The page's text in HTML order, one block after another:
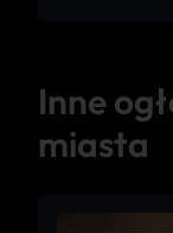
Inne
miasta